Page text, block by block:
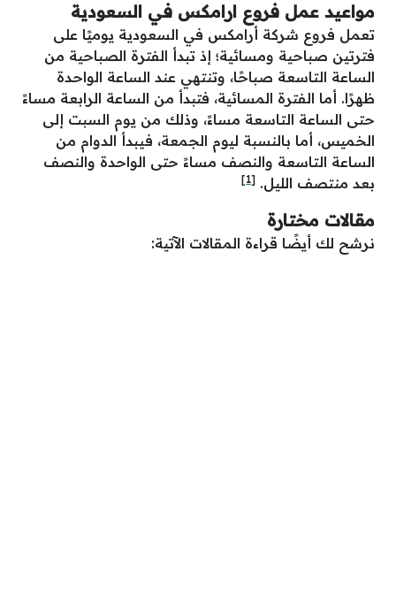
مواعيد عمل فروع ارامكس في السعودية
تعمل فروع شركة أرامكس في السعودية يوميًا على
فترتين صباحية ومسائية؛ إذ تبدأ الفترة الصباحية من
الساعة التاسعة صباحًا، وتنتهي عند الساعة الواحدة
ظهرًا. أما الفترة المسائية، فتبدأ من الساعة الرابعة مساءً
حتى الساعة التاسعة مساءً، وذلك من يوم السبت إلى
الخميس، أما بالنسبة ليوم الجمعة، فيبدأ الدوام من
الساعة التاسعة والنصف مساءً حتى الواحدة والنصف
بعد منتصف الليل. [1]
مقالات مختارة
نرشح لك أيضًا قراءة المقالات الآتية: